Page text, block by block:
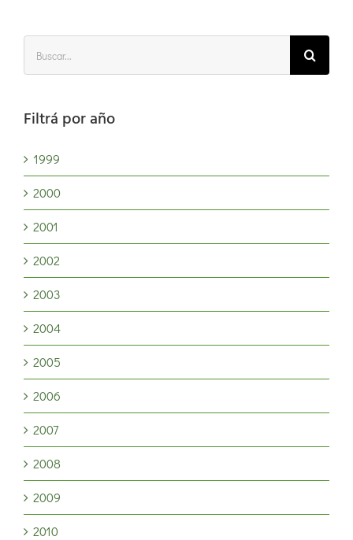
Filtrá por año
1999
2000
2001
2002
2003
2004
2005
2006
2007
2008
2009
2010